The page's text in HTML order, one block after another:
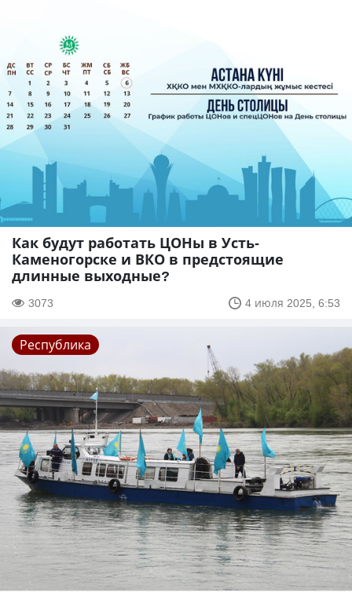
Как будут работать ЦОНы в Усть-
Каменогорске и ВКО в предстоящие
длинные выходные?
3073 4 июля 2025, 6:53
Республика